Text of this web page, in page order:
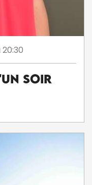
20:30
soir